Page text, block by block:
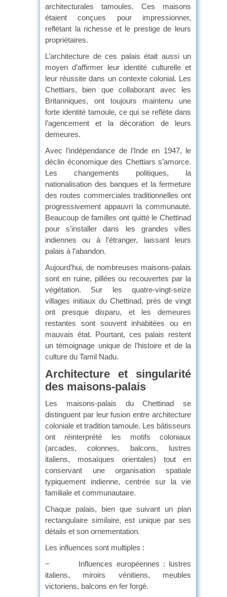
architecturales tamoules. Ces maisons
étaient conçues pour impressionner,
reflétant la richesse et le prestige de leurs
propriétaires.
L’architecture de ces palais était aussi un
moyen d’affirmer leur identité culturelle et
leur réussite dans un contexte colonial. Les
Chettiars, bien que collaborant avec les
Britanniques, ont toujours maintenu une
forte identité tamoule, ce qui se reflète dans
l’agencement et la décoration de leurs
demeures.
Avec l’indépendance de l’Inde en 1947, le
déclin économique des Chettiars s’amorce.
Les changements politiques, la
nationalisation des banques et la fermeture
des routes commerciales traditionnelles ont
progressivement appauvri la communauté.
Beaucoup de familles ont quitté le Chettinad
pour s’installer dans les grandes villes
indiennes ou à l’étranger, laissant leurs
palais à l’abandon.
Aujourd’hui, de nombreuses maisons-palais
sont en ruine, pillées ou recouvertes par la
végétation. Sur les quatre-vingt-seize
villages initiaux du Chettinad, près de vingt
ont presque disparu, et les demeures
restantes sont souvent inhabitées ou en
mauvais état. Pourtant, ces palais restent
un témoignage unique de l’histoire et de la
culture du Tamil Nadu.
Architecture et singularité
des maisons-palais
Les maisons-palais du Chettinad se
distinguent par leur fusion entre architecture
coloniale et tradition tamoule. Les bâtisseurs
ont réinterprété les motifs coloniaux
(arcades, colonnes, balcons, lustres
italiens, mosaïques orientales) tout en
conservant une organisation spatiale
typiquement indienne, centrée sur la vie
familiale et communautaire.
Chaque palais, bien que suivant un plan
rectangulaire similaire, est unique par ses
détails et son ornementation.
Les influences sont multiples :
− Influences européennes : lustres
italiens, miroirs vénitiens, meubles
victoriens, balcons en fer forgé.